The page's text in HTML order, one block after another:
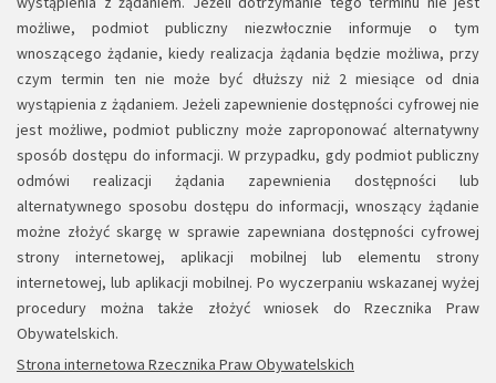
możliwe, podmiot publiczny niezwłocznie informuje o tym
wnoszącego żądanie, kiedy realizacja żądania będzie możliwa, przy
czym termin ten nie może być dłuższy niż 2 miesiące od dnia
wystąpienia z żądaniem. Jeżeli zapewnienie dostępności cyfrowej nie
jest możliwe, podmiot publiczny może zaproponować alternatywny
sposób dostępu do informacji. W przypadku, gdy podmiot publiczny
odmówi realizacji żądania zapewnienia dostępności lub
alternatywnego sposobu dostępu do informacji, wnoszący żądanie
możne złożyć skargę w sprawie zapewniana dostępności cyfrowej
strony internetowej, aplikacji mobilnej lub elementu strony
internetowej, lub aplikacji mobilnej. Po wyczerpaniu wskazanej wyżej
procedury można także złożyć wniosek do Rzecznika Praw
Obywatelskich.
Strona internetowa Rzecznika Praw Obywatelskich